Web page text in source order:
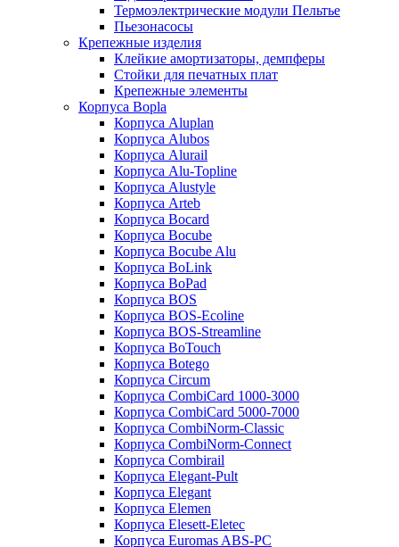
Термоэлектрические модули Пельтье
Пьезонасосы
Крепежные изделия
Клейкие амортизаторы, демпферы
Стойки для печатных плат
Крепежные элементы
Корпуса Bopla
Корпуса Aluplan
Корпуса Alubos
Корпуса Alurail
Корпуса Alu-Topline
Корпуса Alustyle
Корпуса Arteb
Корпуса Bocard
Корпуса Bocube
Корпуса Bocube Alu
Корпуса BoLink
Корпуса BoPad
Корпуса BOS
Корпуса BOS-Ecoline
Корпуса BOS-Streamline
Корпуса BoTouch
Корпуса Botego
Корпуса Circum
Корпуса CombiCard 1000-3000
Корпуса CombiCard 5000-7000
Корпуса CombiNorm-Classic
Корпуса CombiNorm-Connect
Корпуса Combirail
Корпуса Elegant-Pult
Корпуса Elegant
Корпуса Elemen
Корпуса Elesett-Eletec
Корпуса Euromas ABS-PC